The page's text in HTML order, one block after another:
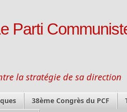
Parti
la stratégie de sa direction
38ème Congrès du PCF